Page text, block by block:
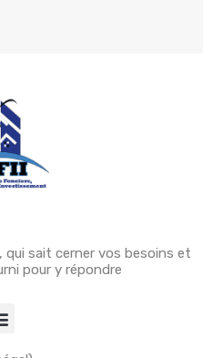
qui sait cerner vos besoins et
pour y répondre